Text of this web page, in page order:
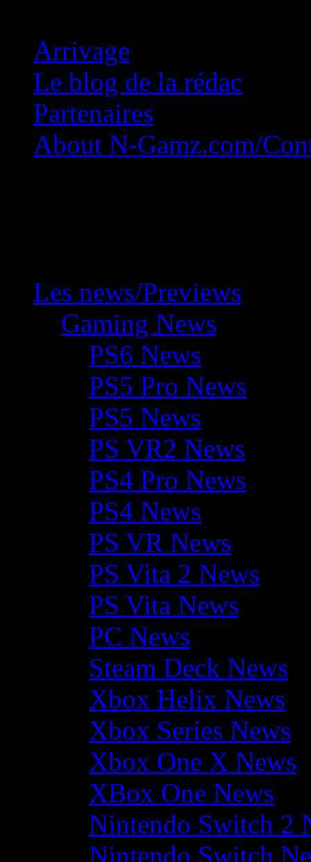
Arrivage
Le blog de la rédac
Partenaires
About N-Gamz.com/
Les news/Previews
Gaming News
PS6 News
PS5 Pro News
PS5 News
PS VR2 News
PS4 Pro News
PS4 News
PS VR News
PS Vita 2 News
PS Vita News
PC News
Steam Deck News
Xbox Helix News
Xbox Series News
Xbox One X News
XBox One News
Nintendo Switch 2
Nintendo Switch